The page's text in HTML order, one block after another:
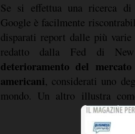
Se si effettua una ricerca
Google è facilmente
disparati report dalle più
redatto dalla Fed di
deterioramento del
americani, considerati uno
mondo. Un altro illustra